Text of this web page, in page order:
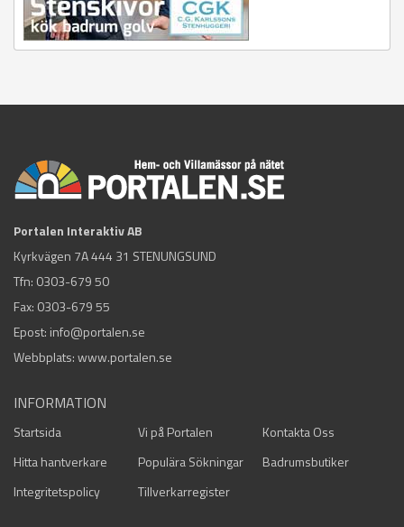
Portalen Interaktiv AB
Kyrkvägen 7A 444 31 STENUNGSUND
Tfn: 0303-679 50
Fax: 0303-679 55
Epost: info@portalen.se
Webbplats: www.portalen.se
INFORMATION
Startsida Vi på Portalen
Kontakta Oss
Hitta hantverkare
Populära Sökningar
Badrumsbutiker
Integritetspolicy
Tillverkarregister